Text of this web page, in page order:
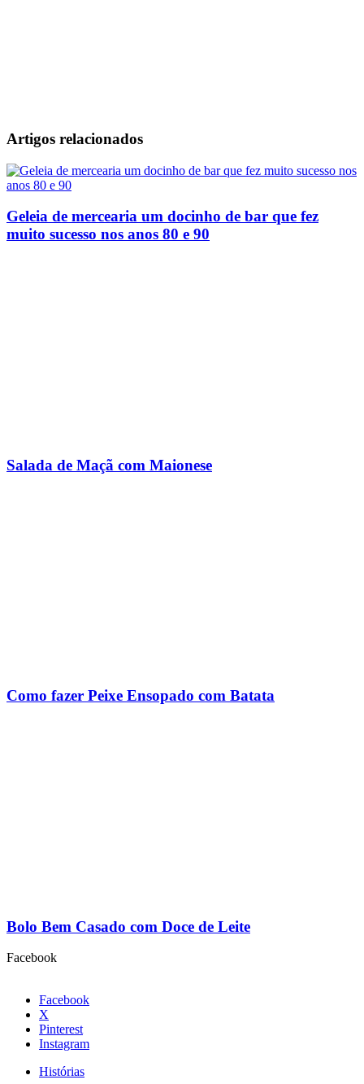
Artigos relacionados
Geleia de mercearia um docinho de bar que fez
muito sucesso nos anos 80 e 90
Salada de Maçã com Maionese
Como fazer Peixe Ensopado com Batata
Bolo Bem Casado com Doce de Leite
Facebook
Facebook
X
Pinterest
Instagram
Histórias